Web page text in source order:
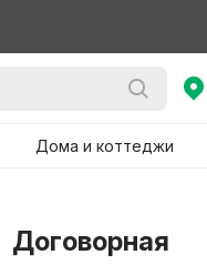
Дома и коттеджи
Договорная